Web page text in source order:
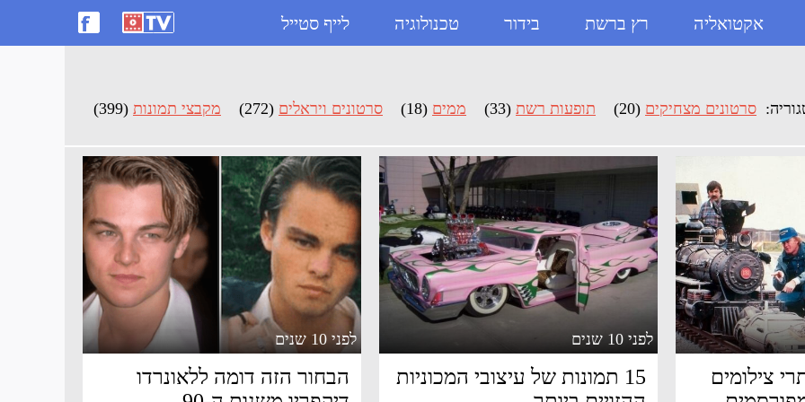
אקטואליה רץ ברשת בידור טכנולוגיה לייף סטייל
סרטונים מצחיקים (20) תופעות רשת (33) ממים (18) סרטונים ויראלים (272) מקבצי תמונות (399)
צילומים
לפני 10 שנים
15 תמונות של עיצובי המכוניות
לפני 10 שנים
הבחור הזה דומה ללאונרדו